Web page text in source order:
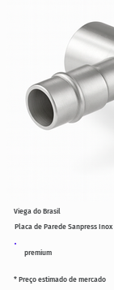
premium
Placa de Parede Sanpress Inox
* Preço estimado de mercado
Viega do Brasil